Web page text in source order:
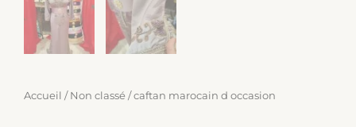
Accueil / Non classé / caftan marocain d occasion